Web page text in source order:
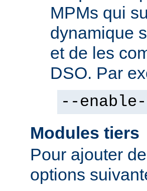
MPMs qui
dynamique
et de les
DSO. Par
--enable-
Modules tiers
Pour ajouter
options